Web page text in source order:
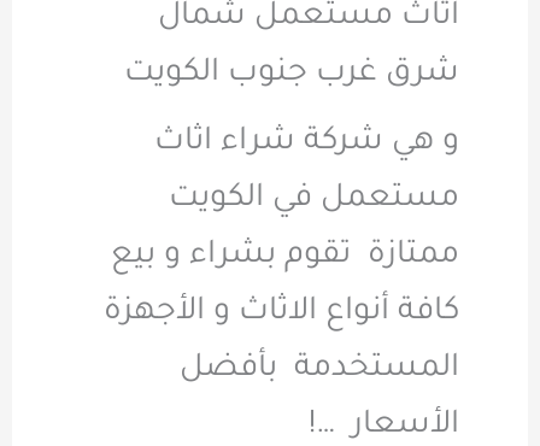
اثاث مستعمل شمال
شرق غرب جنوب الكويت
و هي شركة شراء اثاث
مستعمل في الكويت
ممتازة تقوم بشراء و بيع
كافة أنواع الاثاث و الأجهزة
المستخدمة بأفضل
الأسعار …!